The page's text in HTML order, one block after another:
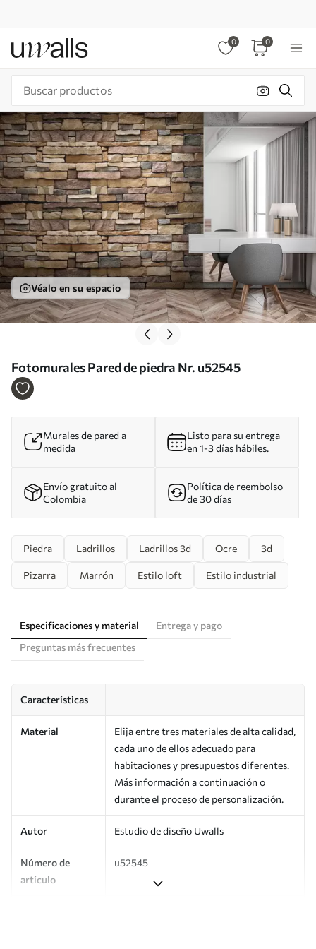
0 0
Véalo en su espacio
Fotomurales Pared de piedra Nr. u52545
Murales de pared a
medida
Listo para su entrega
en 1-3 días hábiles.
Envío gratuito al
Colombia
Política de reembolso
de 30 días
Piedra Ladrillos Ladrillos 3d Ocre 3d
Pizarra Marrón Estilo loft Estilo industrial
Especificaciones y material
Entrega y pago
Preguntas más frecuentes
Características
Material
Elija entre tres materiales de alta calidad,
cada uno de ellos adecuado para
habitaciones y presupuestos diferentes.
Más información a continuación o
durante el proceso de personalización.
Autor Estudio de diseño Uwalls
Número de
artículo
u52545